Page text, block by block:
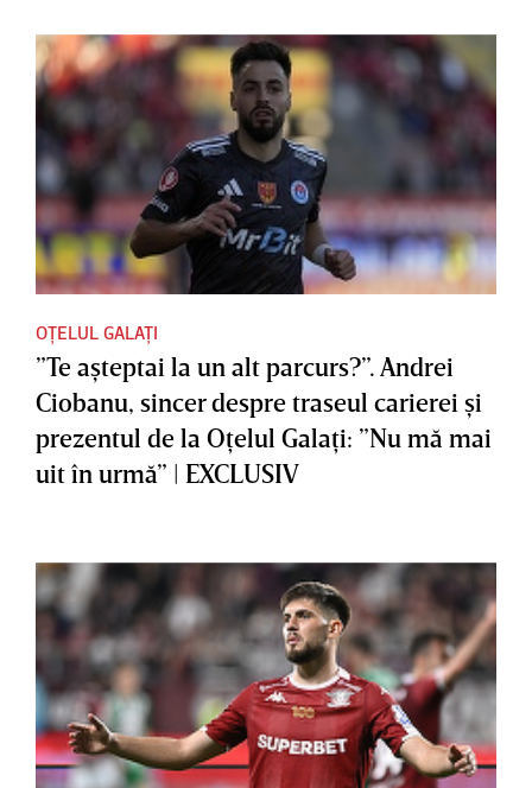
OȚELUL GALAȚI
”Te aşteptai la un alt parcurs?”. Andrei
Ciobanu, sincer despre traseul carierei şi
prezentul de la Oţelul Galaţi: ”Nu mă mai
uit în urmă” | EXCLUSIV